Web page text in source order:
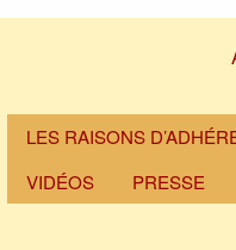
LES RAISONS
VIDÉOS
PRESSE